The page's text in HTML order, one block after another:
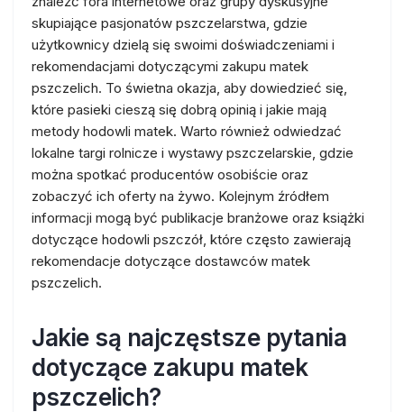
skupiające pasjonatów pszczelarstwa, gdzie
użytkownicy dzielą się swoimi doświadczeniami i
rekomendacjami dotyczącymi zakupu matek
pszczelich. To świetna okazja, aby dowiedzieć się,
które pasieki cieszą się dobrą opinią i jakie mają
metody hodowli matek. Warto również odwiedzać
lokalne targi rolnicze i wystawy pszczelarskie, gdzie
można spotkać producentów osobiście oraz
zobaczyć ich oferty na żywo. Kolejnym źródłem
informacji mogą być publikacje branżowe oraz książki
dotyczące hodowli pszczół, które często zawierają
rekomendacje dotyczące dostawców matek
pszczelich.
Jakie są najczęstsze pytania
dotyczące zakupu matek
pszczelich?